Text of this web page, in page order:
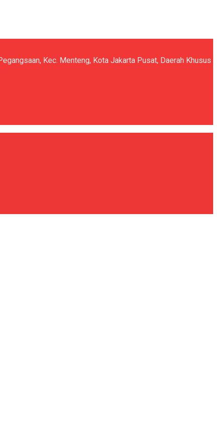
Kec. Menteng, Kota Jakarta Pusat, Daerah Khusus